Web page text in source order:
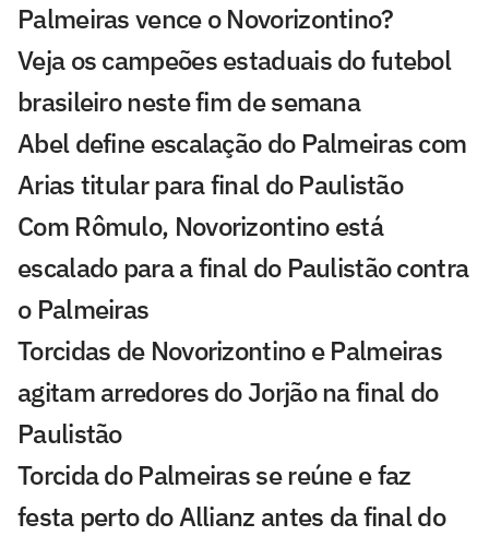
Palmeiras vence o Novorizontino?
Veja os campeões estaduais do futebol
brasileiro neste fim de semana
Abel define escalação do Palmeiras com
Arias titular para final do Paulistão
Com Rômulo, Novorizontino está
escalado para a final do Paulistão contra
o Palmeiras
Torcidas de Novorizontino e Palmeiras
agitam arredores do Jorjão na final do
Paulistão
Torcida do Palmeiras se reúne e faz
festa perto do Allianz antes da final do